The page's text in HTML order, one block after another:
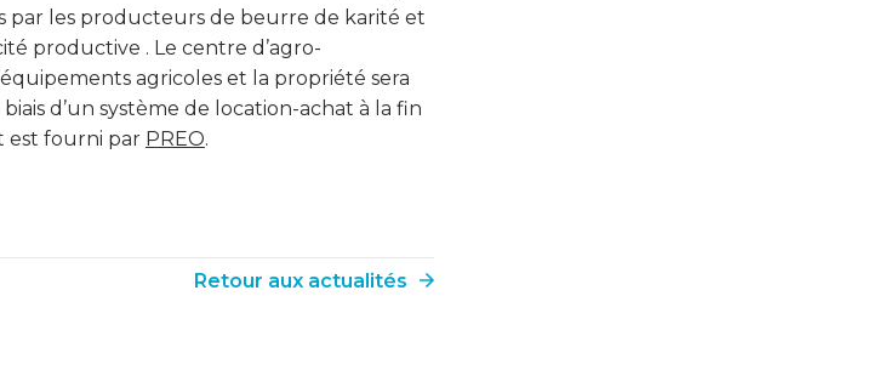
par les producteurs de beurre de karité et
productive . Le centre d’agro-
agricoles et la propriété sera
d’un système de location-achat à la fin
est fourni par PREO.
Retour aux actualités